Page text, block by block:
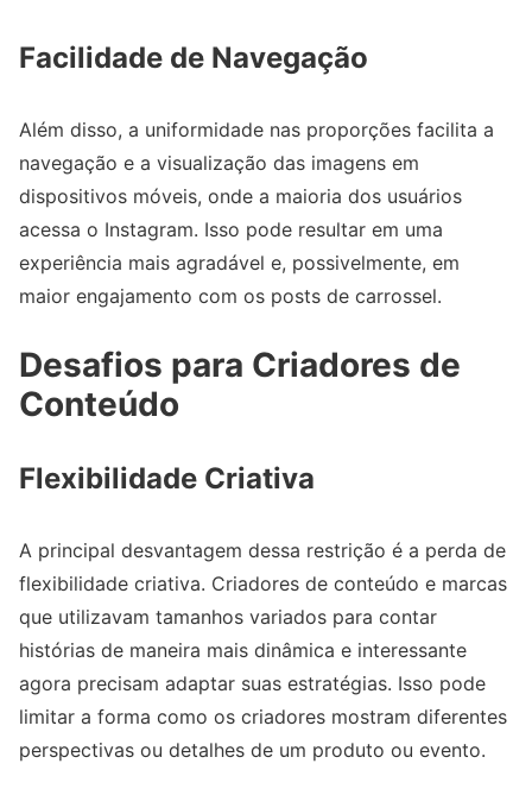
Facilidade de Navegação
Além disso, a uniformidade nas proporções facilita a
navegação e a visualização das imagens em
dispositivos móveis, onde a maioria dos usuários
acessa o Instagram. Isso pode resultar em uma
experiência mais agradável e, possivelmente, em
maior engajamento com os posts de carrossel.
Desafios para Criadores de
Conteúdo
Flexibilidade Criativa
A principal desvantagem dessa restrição é a perda de
flexibilidade criativa. Criadores de conteúdo e marcas
que utilizavam tamanhos variados para contar
histórias de maneira mais dinâmica e interessante
agora precisam adaptar suas estratégias. Isso pode
limitar a forma como os criadores mostram diferentes
perspectivas ou detalhes de um produto ou evento.